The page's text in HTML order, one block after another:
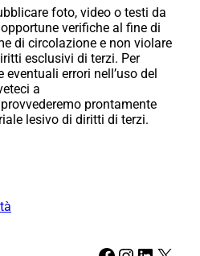
foto, video o testi da
verifiche al fine di
di circolazione e non violare
esclusivi di terzi. Per
errori nell’uso del
a
prontamente
lesivo di diritti di terzi.